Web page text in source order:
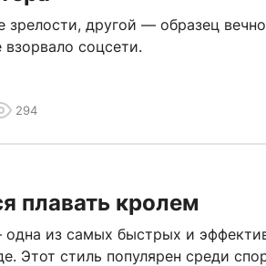
другой — образец
соцсети.
294
плавать кролем
из самых быстрых и
Этот стиль популярен среди